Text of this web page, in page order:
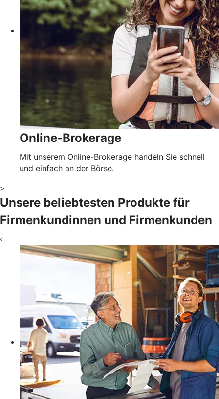
Online-Brokerage
Mit unserem Online-Brokerage handeln Sie schnell
und einfach an der Börse.
>
Unsere beliebtesten Produkte für
Firmenkundinnen und Firmenkunden
‹